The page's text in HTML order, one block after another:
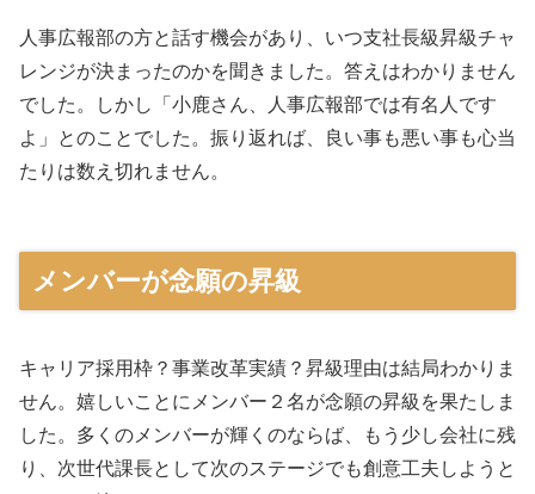
人事広報部の方と話す機会があり、いつ支社長級昇級チャ
レンジが決まったのかを聞きました。答えはわかりません
でした。しかし「小鹿さん、人事広報部では有名人です
よ」とのことでした。振り返れば、良い事も悪い事も心当
たりは数え切れません。
メンバーが念願の昇級
キャリア採用枠？事業改革実績？昇級理由は結局わかりま
せん。嬉しいことにメンバー２名が念願の昇級を果たしま
した。多くのメンバーが輝くのならば、もう少し会社に残
り、次世代課長として次のステージでも創意工夫しようと